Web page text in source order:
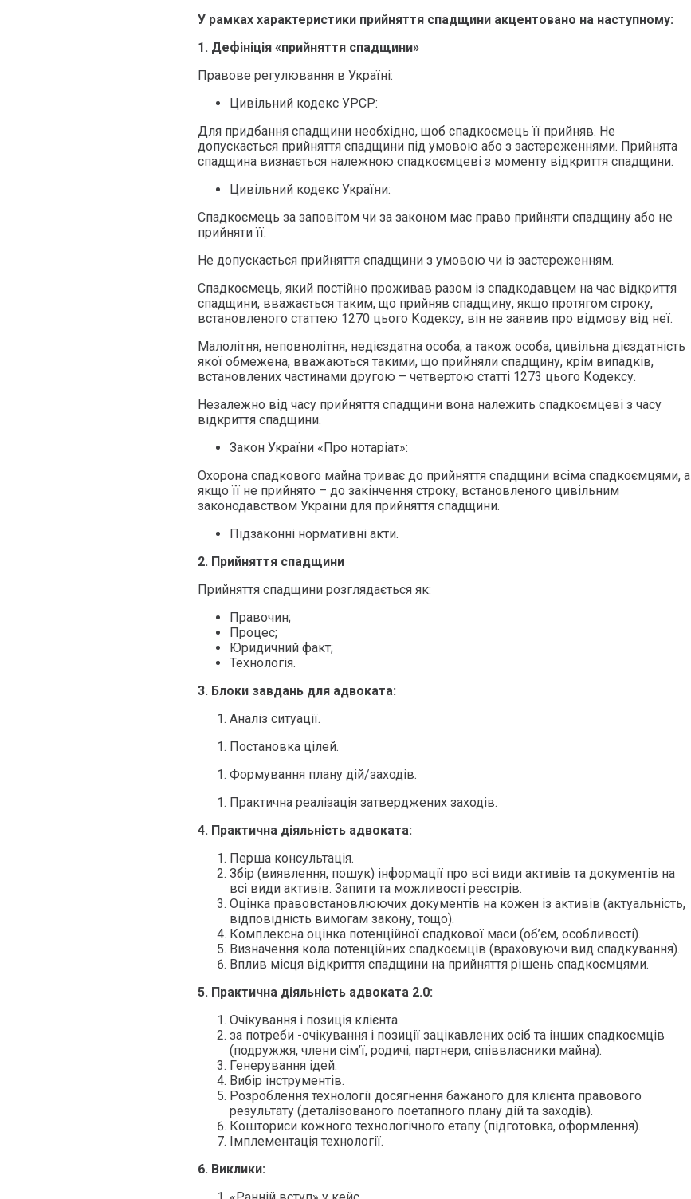
У рамках характеристики прийняття спадщини акцентовано на наступному:
1. Дефініція «прийняття спадщини»
Правове регулювання в Україні:
Цивільний кодекс УРСР:
Для придбання спадщини необхідно, щоб спадкоємець її прийняв. Не
допускається прийняття спадщини під умовою або з застереженнями. Прийнята
спадщина визнається належною спадкоємцеві з моменту відкриття спадщини.
Цивільний кодекс України:
Спадкоємець за заповітом чи за законом має право прийняти спадщину або не
прийняти її.
Не допускається прийняття спадщини з умовою чи із застереженням.
Спадкоємець, який постійно проживав разом із спадкодавцем на час відкриття
спадщини, вважається таким, що прийняв спадщину, якщо протягом строку,
встановленого статтею 1270 цього Кодексу, він не заявив про відмову від неї.
Малолітня, неповнолітня, недієздатна особа, а також особа, цивільна дієздатність
якої обмежена, вважаються такими, що прийняли спадщину, крім випадків,
встановлених частинами другою – четвертою статті 1273 цього Кодексу.
Незалежно від часу прийняття спадщини вона належить спадкоємцеві з часу
відкриття спадщини.
Закон України «Про нотаріат»:
Охорона спадкового майна триває до прийняття спадщини всіма спадкоємцями, а
якщо її не прийнято – до закінчення строку, встановленого цивільним
законодавством України для прийняття спадщини.
Підзаконні нормативні акти.
2. Прийняття спадщини
Прийняття спадщини розглядається як:
Правочин;
Процес;
Юридичний факт;
Технологія.
3. Блоки завдань для адвоката:
Аналіз ситуації.
Постановка цілей.
Формування плану дій/заходів.
Практична реалізація затверджених заходів.
4. Практична діяльність адвоката:
Перша консультація.
Збір (виявлення, пошук) інформації про всі види активів та документів на
всі види активів. Запити та можливості реєстрів.
Оцінка правовстановлюючих документів на кожен із активів (актуальність,
відповідність вимогам закону, тощо).
Комплексна оцінка потенційної спадкової маси (об’єм, особливості).
Визначення кола потенційних спадкоємців (враховуючи вид спадкування).
Вплив місця відкриття спадщини на прийняття рішень спадкоємцями.
5. Практична діяльність адвоката 2.0:
Очікування і позиція клієнта.
за потреби -очікування і позиції зацікавлених осіб та інших спадкоємців
(подружжя, члени сім’ї, родичі, партнери, співвласники майна).
Генерування ідей.
Вибір інструментів.
Розроблення технології досягнення бажаного для клієнта правового
результату (деталізованого поетапного плану дій та заходів).
Кошториси кожного технологічного етапу (підготовка, оформлення).
Імплементація технології.
6. Виклики: